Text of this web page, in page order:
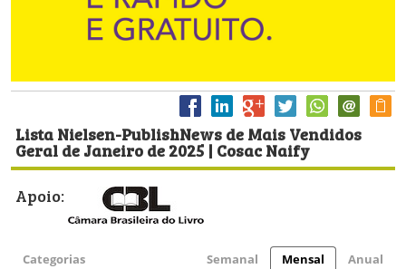
Lista Nielsen-PublishNews de Mais Vendidos
Geral de Janeiro de 2025 | Cosac Naify
Apoio:
Categorias Semanal Mensal Anual